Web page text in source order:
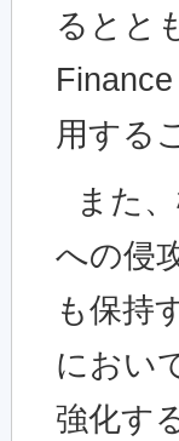
るとと
用する
また
への侵
も保持
におい
強化す